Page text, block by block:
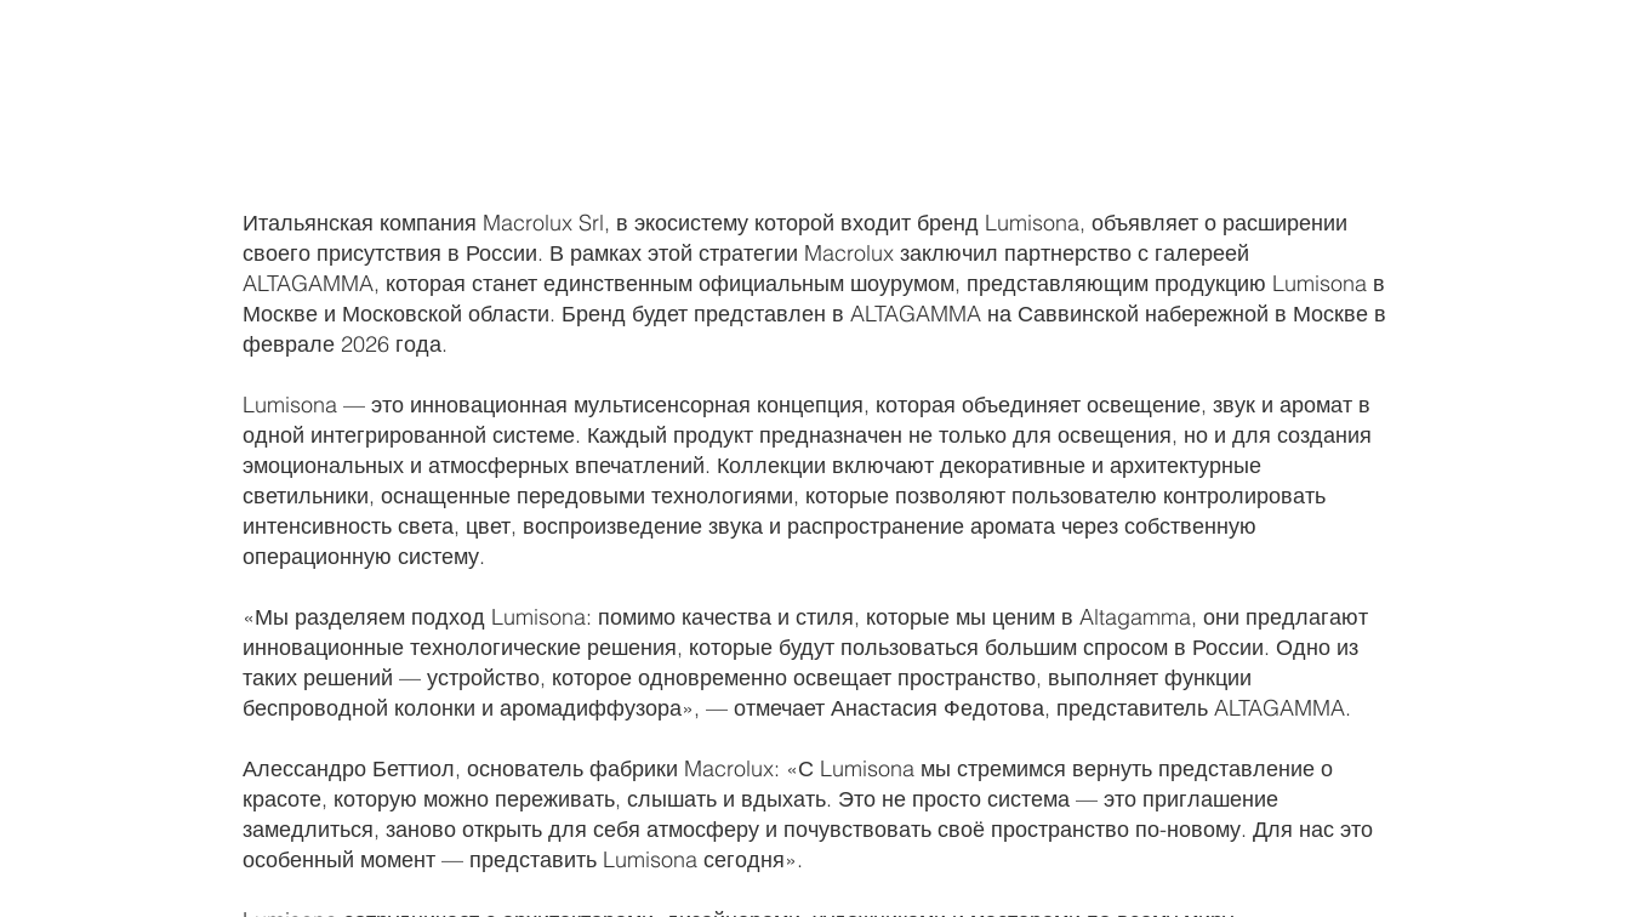
Итальянская компания Macrolux Srl, в экосистему которой входит бренд Lumisona, объявляет о расширении
своего присутствия в России. В рамках этой стратегии Macrolux заключил партнерство с галереей
ALTAGAMMA, которая станет единственным официальным шоурумом, представляющим продукцию Lumisona в
Москве и Московской области. Бренд будет представлен в ALTAGAMMA на Саввинской набережной в Москве в
феврале 2026 года.
Lumisona — это инновационная мультисенсорная концепция, которая объединяет освещение, звук и аромат в
одной интегрированной системе. Каждый продукт предназначен не только для освещения, но и для создания
эмоциональных и атмосферных впечатлений. Коллекции включают декоративные и архитектурные
светильники, оснащенные передовыми технологиями, которые позволяют пользователю контролировать
интенсивность света, цвет, воспроизведение звука и распространение аромата через собственную
операционную систему.
«Мы разделяем подход Lumisona: помимо качества и стиля, которые мы ценим в Altagamma, они предлагают
инновационные технологические решения, которые будут пользоваться большим спросом в России. Одно из
таких решений — устройство, которое одновременно освещает пространство, выполняет функции
беспроводной колонки и аромадиффузора», — отмечает Анастасия Федотова, представитель ALTAGAMMA.
Алессандро Беттиол, основатель фабрики Macrolux: «С Lumisona мы стремимся вернуть представление о
красоте, которую можно переживать, слышать и вдыхать. Это не просто система — это приглашение
замедлиться, заново открыть для себя атмосферу и почувствовать своё пространство по-новому. Для нас это
особенный момент — представить Lumisona сегодня».